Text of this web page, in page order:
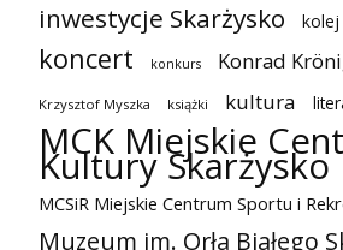
inwestycje Skarżysko kolej
koncert konkurs Konrad
Krzysztof Myszka książki kultura
MCK Miejskie
Kultury Skarżysko
MCSiR Miejskie Centrum Sportu i
Muzeum im. Orła Białego